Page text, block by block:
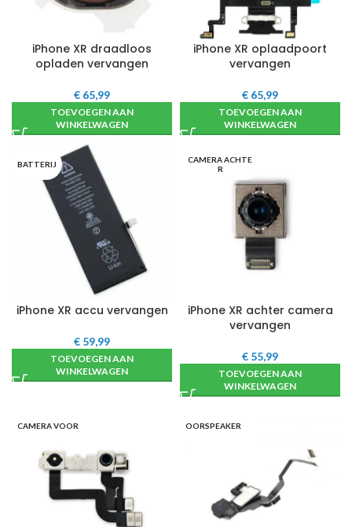
iPhone XR draadloos
opladen vervangen
€ 65,99
TOEVOEGEN AAN
WINKELWAGEN
iPhone XR oplaadpoort
vervangen
€ 65,99
TOEVOEGEN AAN
WINKELWAGEN
BATTERIJ
iPhone XR accu vervangen
€ 59,99
TOEVOEGEN AAN
WINKELWAGEN
CAMERA ACHTE
R
iPhone XR achter camera
vervangen
€ 55,99
TOEVOEGEN AAN
WINKELWAGEN
CAMERA VOOR OORSPEAKER